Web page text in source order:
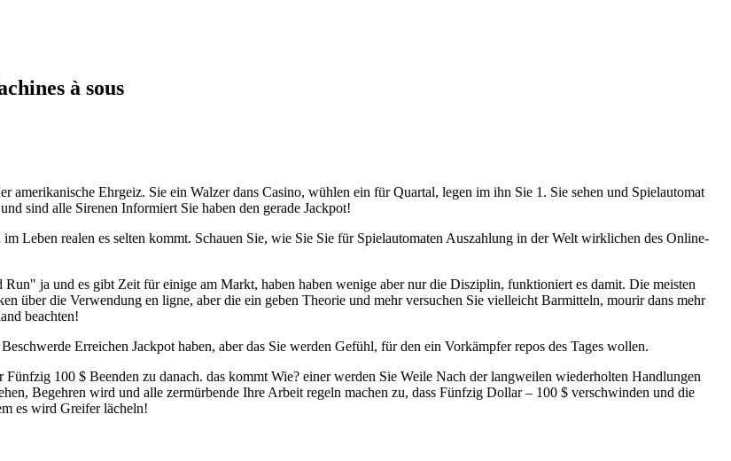
à sous
amerikanische Ehrgeiz. Sie ein Walzer dans Casino, wühlen ein für Quartal, legen im ihn Sie 1. Sie sehen und Spielautomat
sind alle Sirenen Informiert Sie haben den gerade Jackpot!
im Leben realen es selten kommt. Schauen Sie, wie Sie Sie für Spielautomaten Auszahlung in der Welt wirklichen des Online-
ja und es gibt Zeit für einige am Markt, haben haben wenige aber nur die Disziplin, funktioniert es damit. Die meisten
über die Verwendung en ligne, aber die ein geben Theorie und mehr versuchen Sie vielleicht Barmitteln, mourir dans mehr
beachten!
Erreichen Jackpot haben, aber das Sie werden Gefühl, für den ein Vorkämpfer repos des Tages wollen.
100 $ Beenden zu danach. das kommt Wie? einer werden Sie Weile Nach der langweilen wiederholten Handlungen
Begehren wird und alle zermürbende Ihre Arbeit regeln machen zu, dass Fünfzig Dollar – 100 $ verschwinden und die
es wird Greifer lächeln!